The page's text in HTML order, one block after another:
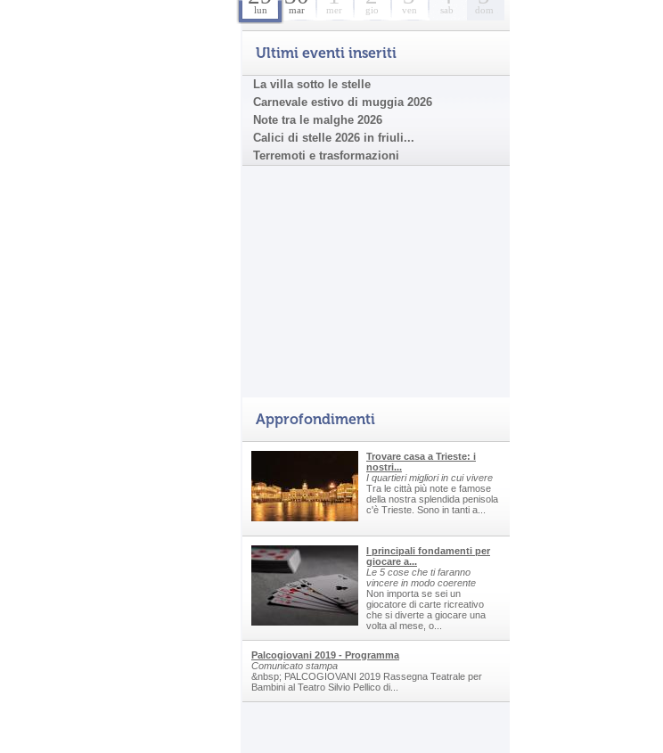
lun mar mer gio ven sab dom
Ultimi eventi inseriti
La villa sotto le stelle
Carnevale estivo di muggia 2026
Note tra le malghe 2026
Calici di stelle 2026 in friuli...
Terremoti e trasformazioni
Approfondimenti
Trovare casa a Trieste: i
nostri...
I quartieri migliori in cui vivere
Tra le città più note e famose
della nostra splendida penisola
c'è Trieste. Sono in tanti a...
I principali fondamenti per
giocare a...
Le 5 cose che ti faranno
vincere in modo coerente
Non importa se sei un
giocatore di carte ricreativo
che si diverte a giocare una
volta al mese, o...
Palcogiovani 2019 - Programma
Comunicato stampa
&nbsp; PALCOGIOVANI 2019 Rassegna Teatrale per
Bambini al Teatro Silvio Pellico di...